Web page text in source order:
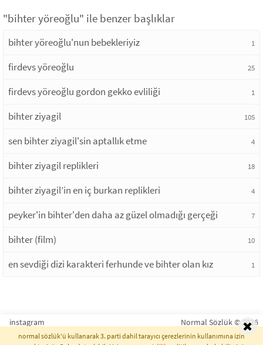
"bihter yöreoğlu" ile benzer başlıklar
bihter yöreoğlu'nun bebekleriyiz 1
firdevs yöreoğlu 25
firdevs yöreoğlu gordon gekko evliliği 1
bihter ziyagil 105
sen bihter ziyagil'sin aptallık etme 4
bihter ziyagil replikleri 18
bihter ziyagil’in en iç burkan replikleri 4
peyker'in bihter'den daha az güzel olmadığı gerçeği 7
bihter (film) 10
en sevdiği dizi karakteri ferhunde ve bihter olan kız 1
instagram Normal Sözlük © 2026
normal sözlük'ü kullanarak 3. parti dahil tarayıcı çerezlerinin kullanımına izin